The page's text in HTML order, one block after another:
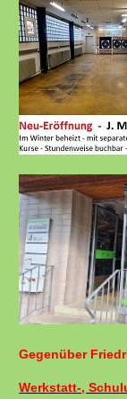
Gegenüber
Werkstatt-,